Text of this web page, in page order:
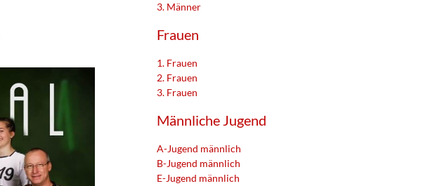
3. Männer
Frauen
1. Frauen
2. Frauen
3. Frauen
Männliche Jugend
A-Jugend männlich
B-Jugend männlich
E-Jugend männlich